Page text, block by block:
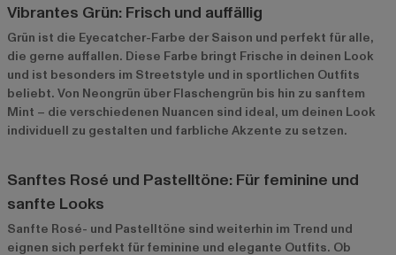
Vibrantes Grün: Frisch und auffällig
Grün ist die Eyecatcher-Farbe der Saison und perfekt für alle,
die gerne auffallen. Diese Farbe bringt Frische in deinen Look
und ist besonders im Streetstyle und in sportlichen Outfits
beliebt. Von Neongrün über Flaschengrün bis hin zu sanftem
Mint – die verschiedenen Nuancen sind ideal, um deinen Look
individuell zu gestalten und farbliche Akzente zu setzen.
Sanftes Rosé und Pastelltöne: Für feminine und
sanfte Looks
Sanfte Rosé- und Pastelltöne sind weiterhin im Trend und
eignen sich perfekt für feminine und elegante Outfits. Ob